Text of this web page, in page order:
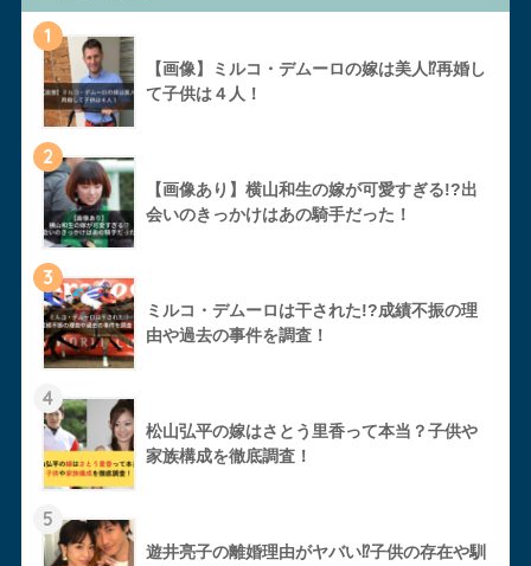
1
【画像】ミルコ・デムーロの嫁は美人⁉︎再婚し
て子供は４人！
2
【画像あり】横山和生の嫁が可愛すぎる!?出
会いのきっかけはあの騎手だった！
3
ミルコ・デムーロは干された!?成績不振の理
由や過去の事件を調査！
4
松山弘平の嫁はさとう里香って本当？子供や
家族構成を徹底調査！
5
遊井亮子の離婚理由がヤバい⁉︎子供の存在や馴